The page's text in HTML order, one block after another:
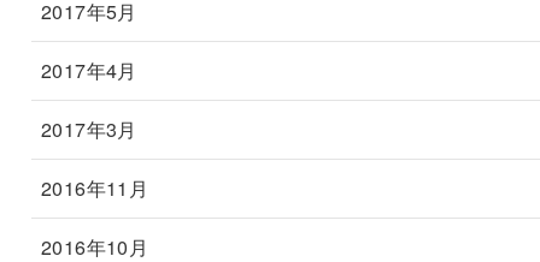
2017年5月
2017年4月
2017年3月
2016年11月
2016年10月